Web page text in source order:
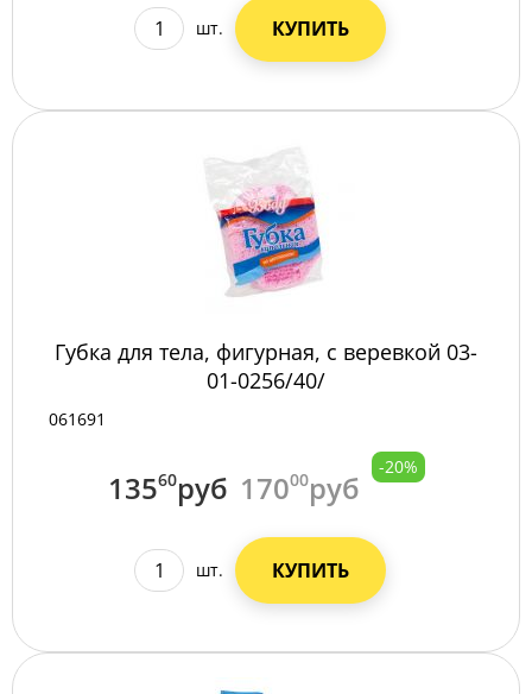
шт. КУПИТЬ
Губка для тела, фигурная, с веревкой 03-
01-0256/40/
061691
13560руб 17000руб
-20%
шт. КУПИТЬ